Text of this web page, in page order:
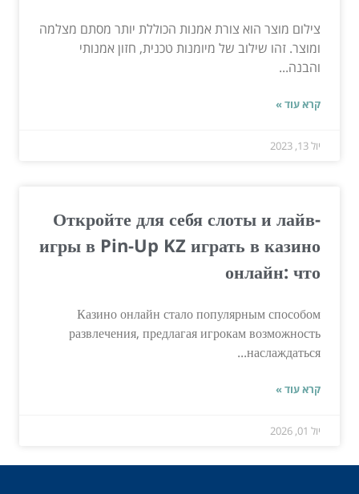
צילום מוצר הוא צורת אמנות הכוללת יותר מסתם מצלמה
ומוצר. זהו שילוב של מיומנות טכנית, חזון אמנותי
והבנה...
קרא עוד »
יול 13, 2023
Откройте для себя слоты и лайв-
игры в Pin-Up KZ играть в казино
онлайн: что
Казино онлайн стало популярным способом
развлечения, предлагая игрокам возможность
наслаждаться...
קרא עוד »
יול 01, 2026